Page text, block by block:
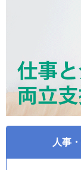
人事